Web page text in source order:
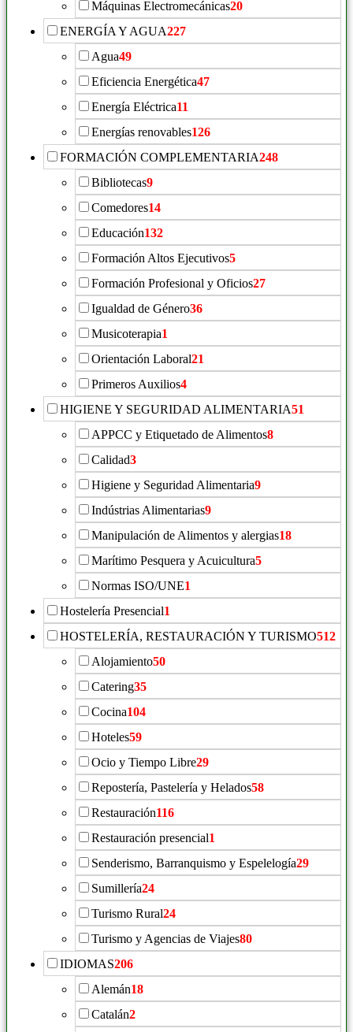
Máquinas Electromecánicas20
ENERGÍA Y AGUA227
Agua49
Eficiencia Energética47
Energía Eléctrica11
Energías renovables126
FORMACIÓN COMPLEMENTARIA248
Bibliotecas9
Comedores14
Educación132
Formación Altos Ejecutivos5
Formación Profesional y Oficios27
Igualdad de Género36
Musicoterapia1
Orientación Laboral21
Primeros Auxilios4
HIGIENE Y SEGURIDAD ALIMENTARIA51
APPCC y Etiquetado de Alimentos8
Calidad3
Higiene y Seguridad Alimentaria9
Indústrias Alimentarias9
Manipulación de Alimentos y alergias18
Marítimo Pesquera y Acuicultura5
Normas ISO/UNE1
Hostelería Presencial1
HOSTELERÍA, RESTAURACIÓN Y TURISMO512
Alojamiento50
Catering35
Cocina104
Hoteles59
Ocio y Tiempo Libre29
Repostería, Pastelería y Helados58
Restauración116
Restauración presencial1
Senderismo, Barranquismo y Espelelogía29
Sumillería24
Turismo Rural24
Turismo y Agencias de Viajes80
IDIOMAS206
Alemán18
Catalán2